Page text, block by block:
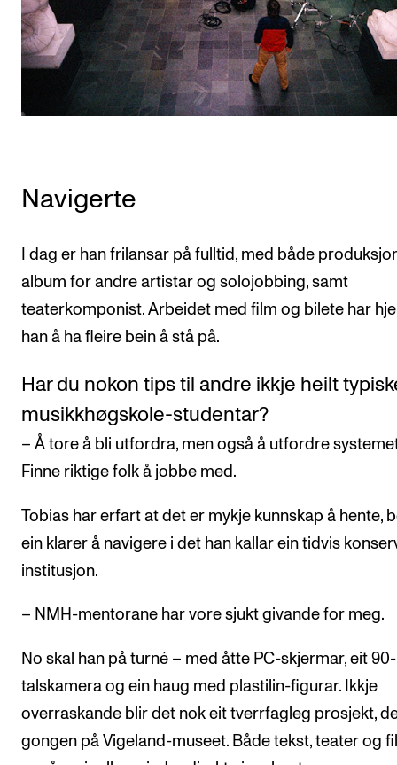
Navigerte
I dag er han frilansar på fulltid, med både
album for andre artistar og solojobbing, samt
teaterkomponist. Arbeidet med film og bilete har
han å ha fleire bein å stå på.
Har du nokon tips til andre ikkje heilt
musikkhøgskole-studentar?
– Å tore å bli utfordra, men også å utfordre
Finne riktige folk å jobbe med.
Tobias har erfart at det er mykje kunnskap å hente,
ein klarer å navigere i det han kallar ein tidvis
institusjon.
– NMH-mentorane har vore sjukt givande for meg.
No skal han på turné – med åtte PC-skjermar, eit 90-
talskamera og ein haug med plastilin-figurar. Ikkje
overraskande blir det nok eit tverrfagleg prosjekt,
gongen på Vigeland-museet. Både tekst, teater og